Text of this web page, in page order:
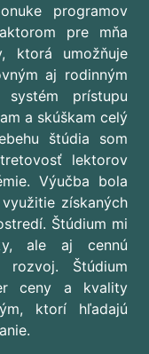
programov
pre mňa
ktorá umožňuje
aj rodinným
prístupu
a skúškam celý
štúdia som
lektorov
Výučba bola
získaných
Štúdium mi
ale aj cennú
Štúdium
ceny a kvality
ktorí hľadajú